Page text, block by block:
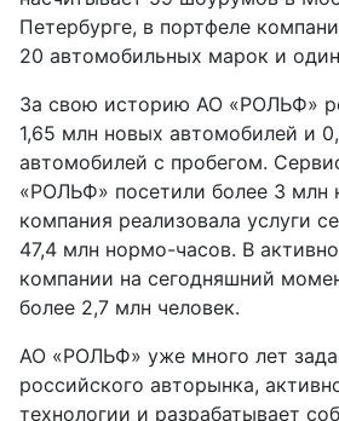
Петербурге, в портфеле
20 автомобильных марок и
За свою историю АО «РОЛЬФ»
1,65 млн новых автомобилей и
автомобилей с пробегом.
«РОЛЬФ» посетили более 3 млн
компания реализовала услуги
47,4 млн нормо-часов. В
компании на сегодняшний
более 2,7 млн человек.
АО «РОЛЬФ» уже много лет
российского авторынка,
технологии и разрабатывает